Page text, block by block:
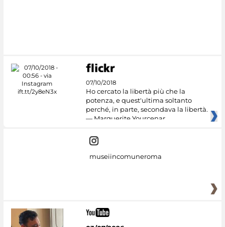
07/10/2018
Ho cercato la libertà più che la
potenza, e quest'ultima soltanto
perché, in parte, secondava la libertà.
— Marguerite Yourcenar
museiincomuneroma